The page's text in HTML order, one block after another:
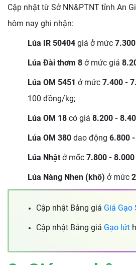
Cập nhật từ Sở NN&PTNT tỉnh An
hôm nay ghi nhận:
Lúa IR 50404 giá ở mức
Lúa Đài thơm 8 ở mức giá
Lúa OM 5451 ở mức 7.400 -
100 đồng/kg;
Lúa OM 18 có giá 8.200 -
Lúa OM 380 dao động 6.800
Lúa Nhật ở mốc 7.800 -
Lúa Nàng Nhen (khô) ở mức
Cập nhật Bảng giá Giá Gạo
Cập nhật Bảng giá Gạo lứt